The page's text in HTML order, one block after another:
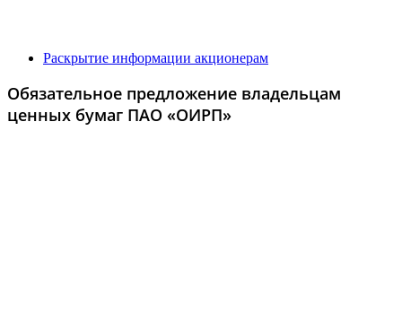
Раскрытие информации акционерам
Обязательное предложение владельцам
ценных бумаг ПАО «ОИРП»